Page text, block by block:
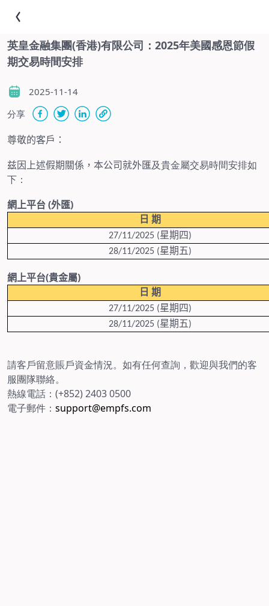
英皇金融集團(香港)有限公司：2025年美國感恩節假
期交易時間安排
2025-11-14
分享
尊敬的客戶：
兹因上述假期關係，本公司就外匯及貴金屬交易時間安排如
下：
網上平台(外匯)
日 期
27/11/2025 (星期四)
28/11/2025 (星期五)
網上平台(貴金屬)
日 期
27/11/2025 (星期四)
28/11/2025 (星期五)
請客戶留意賬戶資金情況。如有任何查詢，歡迎與我們的客
服團隊聯絡。
熱線電話：(+852) 2403 0500
電子郵件： support@empfs.com